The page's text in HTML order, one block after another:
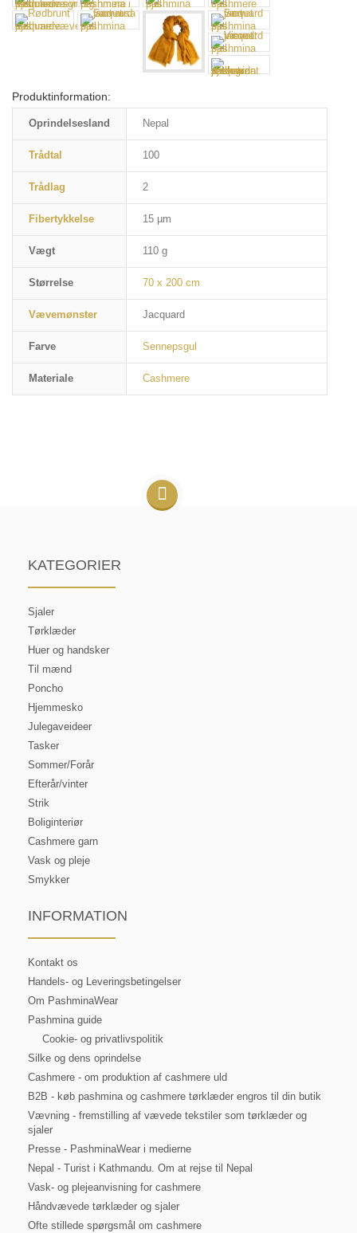
Produktinformation:
Oprindelsesland Nepal
Trådtal 100
Trådlag 2
Fibertykkelse 15 µm
Vægt 110 g
Størrelse 70 x 200 cm
Vævemønster Jacquard
Farve Sennepsgul
Materiale Cashmere
KATEGORIER
Sjaler
Tørklæder
Huer og handsker
Til mænd
Poncho
Hjemmesko
Julegaveideer
Tasker
Sommer/Forår
Efterår/vinter
Strik
Boliginteriør
Cashmere garn
Vask og pleje
Smykker
INFORMATION
Kontakt os
Handels- og Leveringsbetingelser
Om PashminaWear
Pashmina guide
Cookie- og privatlivspolitik
Silke og dens oprindelse
Cashmere - om produktion af cashmere uld
B2B - køb pashmina og cashmere tørklæder engros til din butik
Vævning - fremstilling af vævede tekstiler som tørklæder og
sjaler
Presse - PashminaWear i medierne
Nepal - Turist i Kathmandu. Om at rejse til Nepal
Vask- og plejeanvisning for cashmere
Håndvævede tørklæder og sjaler
Ofte stillede spørgsmål om cashmere